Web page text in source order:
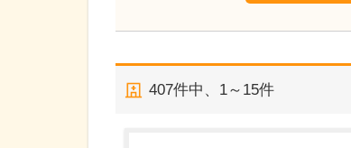
407件中、 1～15件